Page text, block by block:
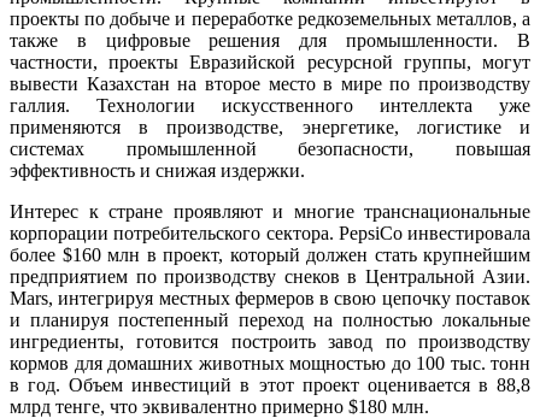
проекты по добыче и переработке редкоземельных металлов, а
также в цифровые решения для промышленности. В
частности, проекты Евразийской ресурсной группы, могут
вывести Казахстан на второе место в мире по производству
галлия. Технологии искусственного интеллекта уже
применяются в производстве, энергетике, логистике и
системах промышленной безопасности, повышая
эффективность и снижая издержки.
Интерес к стране проявляют и многие транснациональные
корпорации потребительского сектора. PepsiCo инвестировала
более $160 млн в проект, который должен стать крупнейшим
предприятием по производству снеков в Центральной Азии.
Mars, интегрируя местных фермеров в свою цепочку поставок
и планируя постепенный переход на полностью локальные
ингредиенты, готовится построить завод по производству
кормов для домашних животных мощностью до 100 тыс. тонн
в год. Объем инвестиций в этот проект оценивается в 88,8
млрд тенге, что эквивалентно примерно $180 млн.